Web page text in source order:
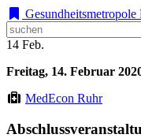
Gesundheitsmetropole
14 Feb.
Freitag, 14. Februar
MedEcon Ruhr